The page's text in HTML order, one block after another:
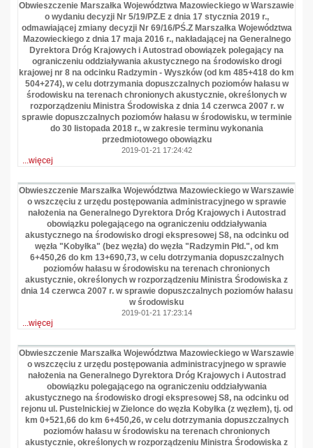
Obwieszczenie Marszałka Województwa Mazowieckiego w Warszawie
o wydaniu decyzji Nr 5/19/PZ.E z dnia 17 stycznia 2019 r.,
odmawiającej zmiany decyzji Nr 69/16/PŚ.Z Marszałka Województwa
Mazowieckiego z dnia 17 maja 2016 r., nakładającej na Generalnego
Dyrektora Dróg Krajowych i Autostrad obowiązek polegający na
ograniczeniu oddziaływania akustycznego na środowisko drogi
krajowej nr 8 na odcinku Radzymin - Wyszków (od km 485+418 do km
504+274), w celu dotrzymania dopuszczalnych poziomów hałasu w
środowisku na terenach chronionych akustycznie, określonych w
rozporządzeniu Ministra Środowiska z dnia 14 czerwca 2007 r. w
sprawie dopuszczalnych poziomów hałasu w środowisku, w terminie
do 30 listopada 2018 r., w zakresie terminu wykonania
przedmiotowego obowiązku
2019-01-21 17:24:42
...więcej
Obwieszczenie Marszałka Województwa Mazowieckiego w Warszawie
o wszczęciu z urzędu postępowania administracyjnego w sprawie
nałożenia na Generalnego Dyrektora Dróg Krajowych i Autostrad
obowiązku polegającego na ograniczeniu oddziaływania
akustycznego na środowisko drogi ekspresowej S8, na odcinku od
węzła "Kobyłka" (bez węzła) do węzła "Radzymin Płd.", od km
6+450,26 do km 13+690,73, w celu dotrzymania dopuszczalnych
poziomów hałasu w środowisku na terenach chronionych
akustycznie, określonych w rozporządzeniu Ministra Środowiska z
dnia 14 czerwca 2007 r. w sprawie dopuszczalnych poziomów hałasu
w środowisku
2019-01-21 17:23:14
...więcej
Obwieszczenie Marszałka Województwa Mazowieckiego w Warszawie
o wszczęciu z urzędu postępowania administracyjnego w sprawie
nałożenia na Generalnego Dyrektora Dróg Krajowych i Autostrad
obowiązku polegającego na ograniczeniu oddziaływania
akustycznego na środowisko drogi ekspresowej S8, na odcinku od
rejonu ul. Pustelnickiej w Zielonce do węzła Kobyłka (z węzłem), tj. od
km 0+521,66 do km 6+450,26, w celu dotrzymania dopuszczalnych
poziomów hałasu w środowisku na terenach chronionych
akustycznie, określonych w rozporządzeniu Ministra Środowiska z